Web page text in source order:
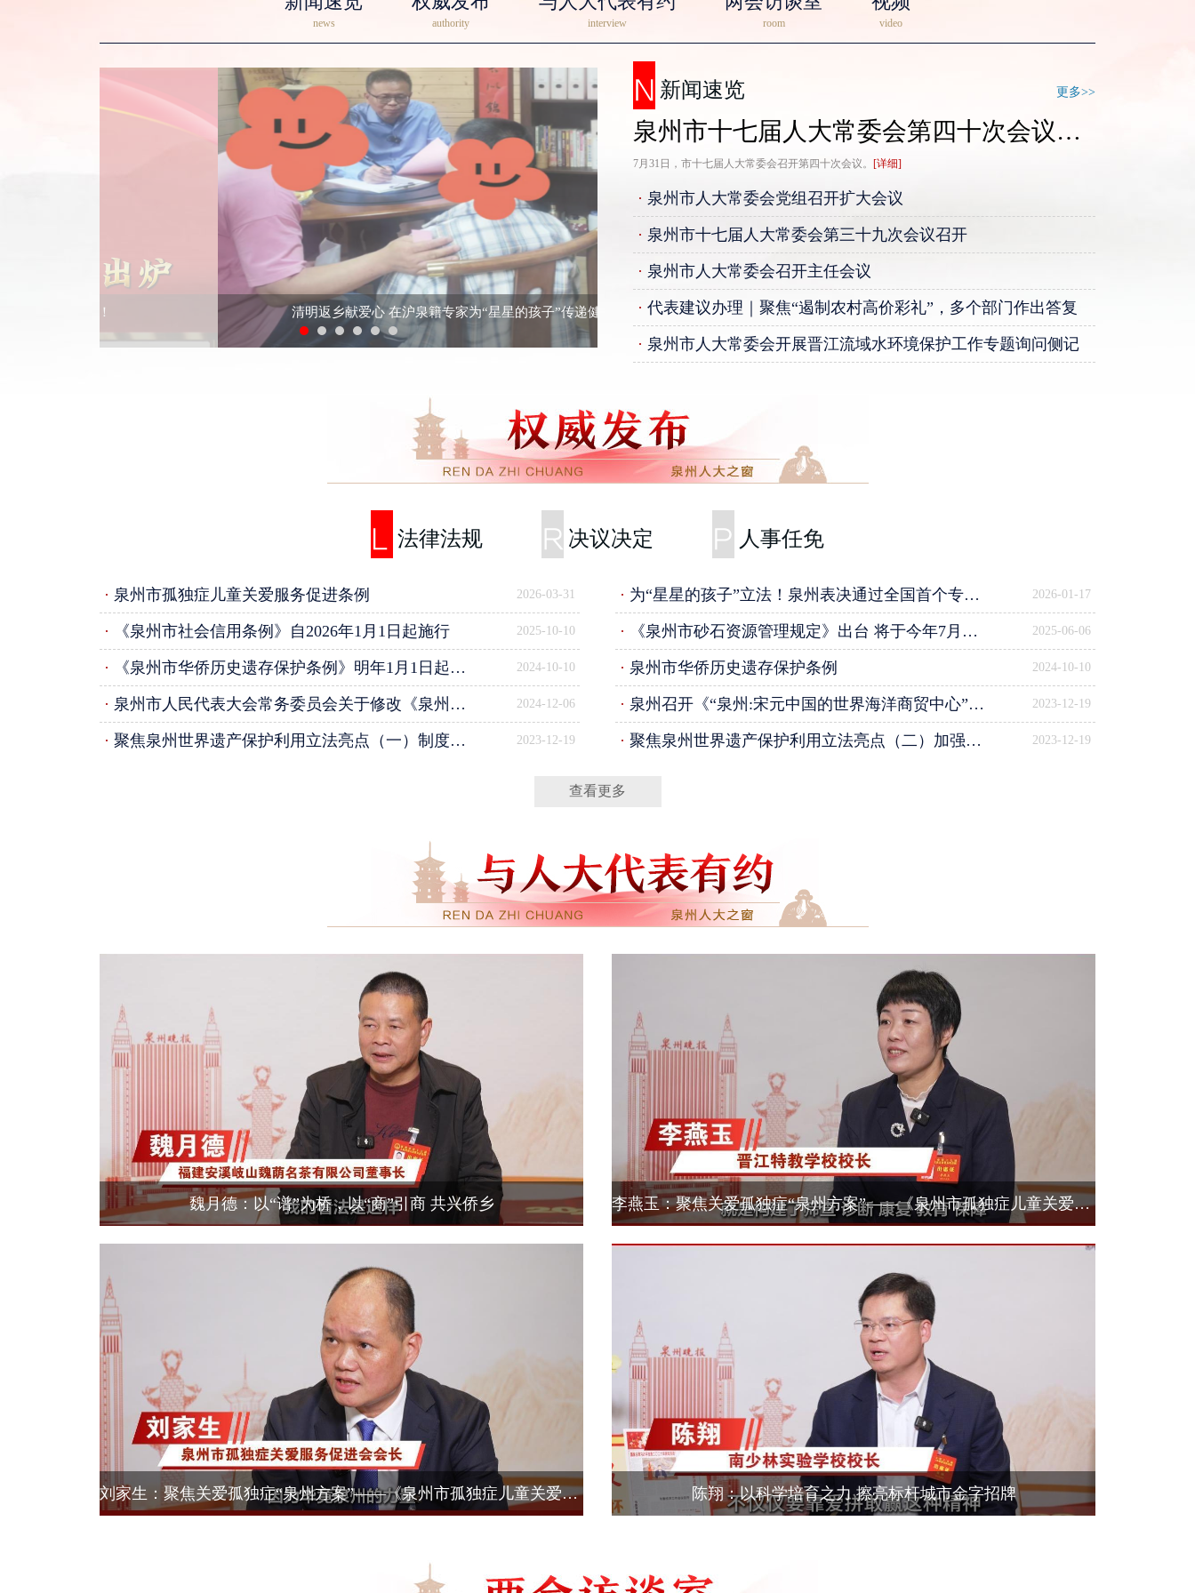
news authority interview room video
清明返乡献爱心 在沪泉籍专家为“星星的孩子”传递健康希望 泉州市十七届人大五次会议胜利闭幕
泉州市十七届人大五次会议开幕
新闻速览 更多>>
泉州市十七届人大常委会第四十次会议召开
7月31日，市十七届人大常委会召开第四十次会议。 [详细]
· 泉州市人大常委会党组召开扩大会议
· 泉州市十七届人大常委会第三十九次会议召开
· 泉州市人大常委会召开主任会议
· 代表建议办理｜聚焦“遏制农村高价彩礼”，多个部门作出答复
· 泉州市人大常委会开展晋江流域水环境保护工作专题询问侧记
法律法规 决议决定 人事任免
· 泉州市孤独症儿童关爱服务促进条例 2026-03-31 · 为“星星的孩子”立法！泉州表决通过全国首个专项法规 2026-01-17
· 《泉州市社会信用条例》自2026年1月1日起施行 2025-10-10 · 《泉州市砂石资源管理规定》出台 将于今年7月起施行 2025-06-06
· 《泉州市华侨历史遗存保护条例》明年1月1日起施行 2024-10-10 · 泉州市华侨历史遗存保护条例 2024-10-10
· 泉州市人民代表大会常务委员会关于修改《泉州市人民代表大会及其常务委员会立法条例》的决定 2024-12-06 · 泉州召开《“泉州:宋元中国的世界海洋商贸中心”世界遗产保护管理条例》新闻发布会 2023-12-19
· 聚焦泉州世界遗产保护利用立法亮点（一）制度设计兼顾遗产保护和活化利用 2023-12-19 · 聚焦泉州世界遗产保护利用立法亮点（二）加强遗产点本体保护 着力恢复历史风貌 2023-12-19
查看更多
魏月德：以“谱”为桥，以“商”引商 共兴侨乡 李燕玉：聚焦关爱孤独症“泉州方案”——《泉州市孤独症儿童关爱服务促进条例》：构建筛查、诊断、康复、教育 、保障、社会参与的全链条服务机制。
刘家生：聚焦关爱孤独症“泉州方案”——《泉州市孤独症儿童关爱服务促进条例》：双向赋能 用泉州经验为全国乃至世界提供示范 陈翔：以科学培育之力 擦亮标杆城市金字招牌